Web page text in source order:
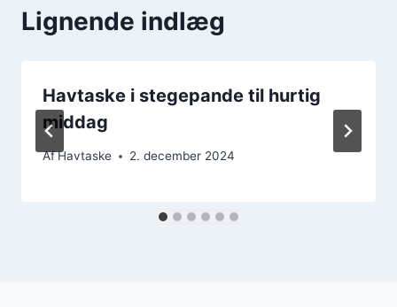
Lignende indlæg
Havtaske i stegepande til hurtig
middag
AfHavtaske 2. december 2024